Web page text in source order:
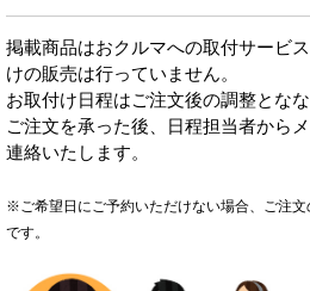
掲載商品はおクルマへの取付サービ
けの販売は行っていません。
お取付け日程はご注文後の調整とな
ご注文を承った後、日程担当者から
連絡いたします。
※ご希望日にご予約いただけない場合、ご注
です。